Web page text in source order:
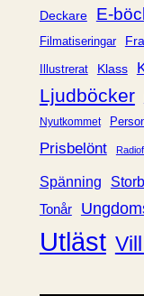
Deckare E-
Filmatiseringar
Illustrerat Klass
Ljudböcker
Nyutkommet
Prisbelönt
Spänning
Tonår
Utläst